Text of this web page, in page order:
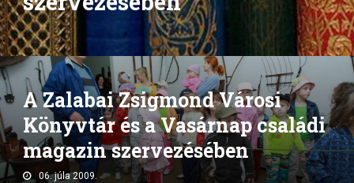
A Zalabai Zsigmond Városi
Könyvtár és a Vasárnap családi
magazin szervezésében
06. júla 2009.